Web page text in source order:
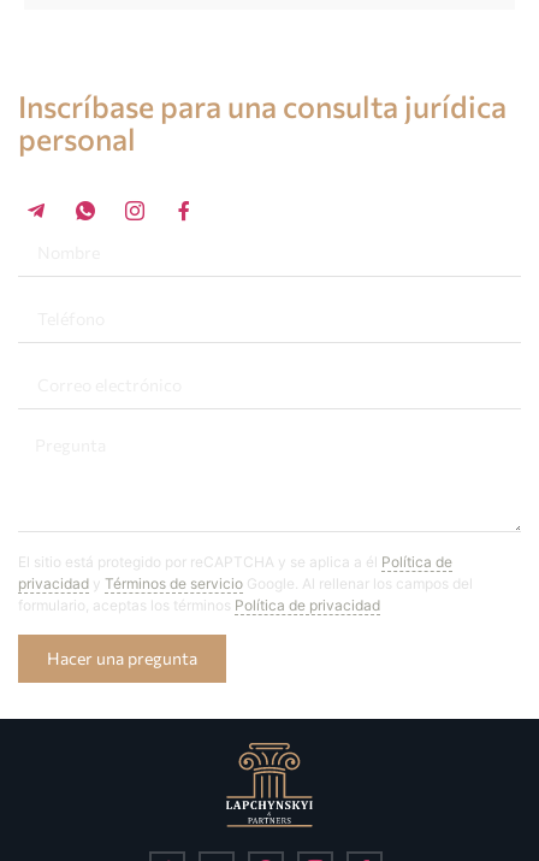
Inscríbase para una consulta jurídica
personal
El sitio está protegido por reCAPTCHA y se aplica a él Política de
privacidad y Términos de servicio Google. Al rellenar los campos del
formulario, aceptas los términos Política de privacidad
Hacer una pregunta